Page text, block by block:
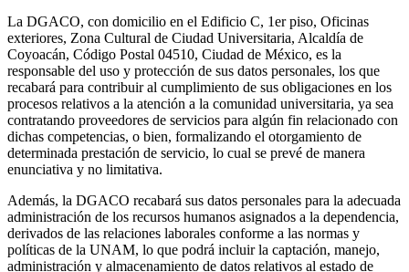
La DGACO, con domicilio en el Edificio C, 1er piso, Oficinas
exteriores, Zona Cultural de Ciudad Universitaria, Alcaldía de
Coyoacán, Código Postal 04510, Ciudad de México, es la
responsable del uso y protección de sus datos personales, los que
recabará para contribuir al cumplimiento de sus obligaciones en los
procesos relativos a la atención a la comunidad universitaria, ya sea
contratando proveedores de servicios para algún fin relacionado con
dichas competencias, o bien, formalizando el otorgamiento de
determinada prestación de servicio, lo cual se prevé de manera
enunciativa y no limitativa.
Además, la DGACO recabará sus datos personales para la adecuada
administración de los recursos humanos asignados a la dependencia,
derivados de las relaciones laborales conforme a las normas y
políticas de la UNAM, lo que podrá incluir la captación, manejo,
administración y almacenamiento de datos relativos al estado de